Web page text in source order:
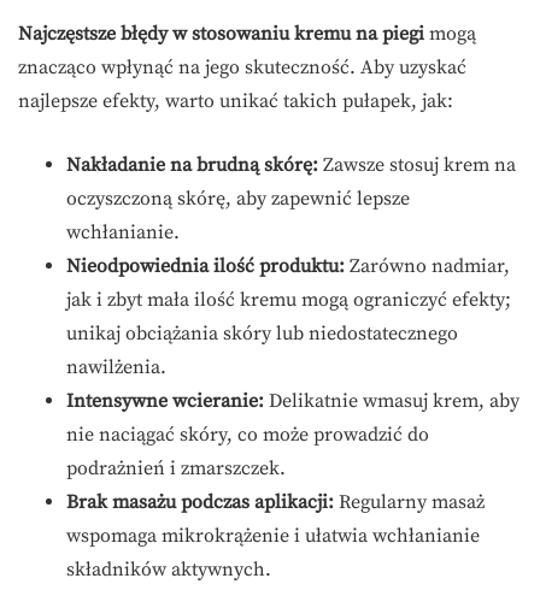
Najczęstsze błędy w stosowaniu kremu na piegi mogą
znacząco wpłynąć na jego skuteczność. Aby uzyskać
najlepsze efekty, warto unikać takich pułapek, jak:
Nakładanie na brudną skórę: Zawsze stosuj krem na
oczyszczoną skórę, aby zapewnić lepsze
wchłanianie.
Nieodpowiednia ilość produktu: Zarówno nadmiar,
jak i zbyt mała ilość kremu mogą ograniczyć efekty;
unikaj obciążania skóry lub niedostatecznego
nawilżenia.
Intensywne wcieranie: Delikatnie wmasuj krem, aby
nie naciągać skóry, co może prowadzić do
podrażnień i zmarszczek.
Brak masażu podczas aplikacji: Regularny masaż
wspomaga mikrokrążenie i ułatwia wchłanianie
składników aktywnych.